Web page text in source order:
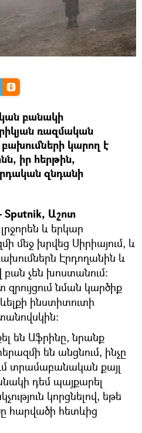
բանակի
ռազմական
կարող է
իր հերթին,
զնդանի
Աշոտ
և երկար
մեջ խրվեց Սիրիայում, և
Էրդողանին և
չեն խոստանում։
զրույցում նման կարծիք
ինստիտուտի
են Աֆրինը, նրանք
են անցնում, ինչը
տրամաբանական քայլ
դեմ պայքարել
կորցնելով, եթե
հարվածի հետևից